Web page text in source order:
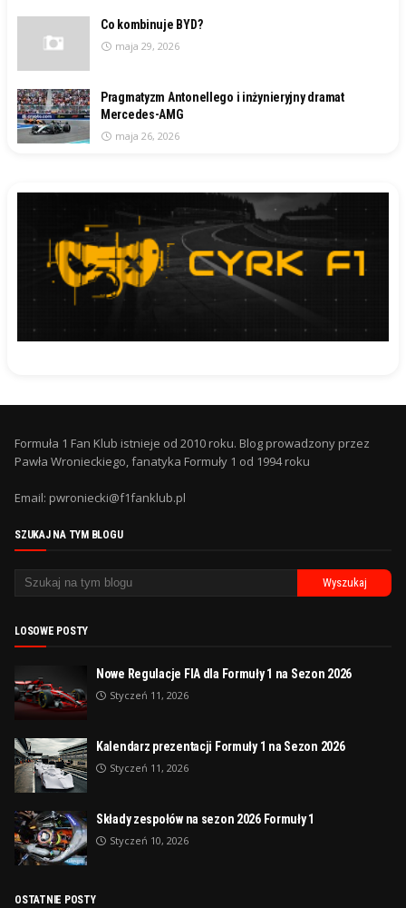
Co kombinuje BYD?
maja 29, 2026
Pragmatyzm Antonellego i inżynieryjny dramat
Mercedes-AMG
maja 26, 2026
Formuła 1 Fan Klub istnieje od 2010 roku. Blog prowadzony przez
Pawła Wronieckiego, fanatyka Formuły 1 od 1994 roku
Email: pwroniecki@f1fanklub.pl
SZUKAJ NA TYM BLOGU
LOSOWE POSTY
Nowe Regulacje FIA dla Formuły 1 na Sezon 2026
Styczeń 11, 2026
Kalendarz prezentacji Formuły 1 na Sezon 2026
Styczeń 11, 2026
Składy zespołów na sezon 2026 Formuły 1
Styczeń 10, 2026
OSTATNIE POSTY